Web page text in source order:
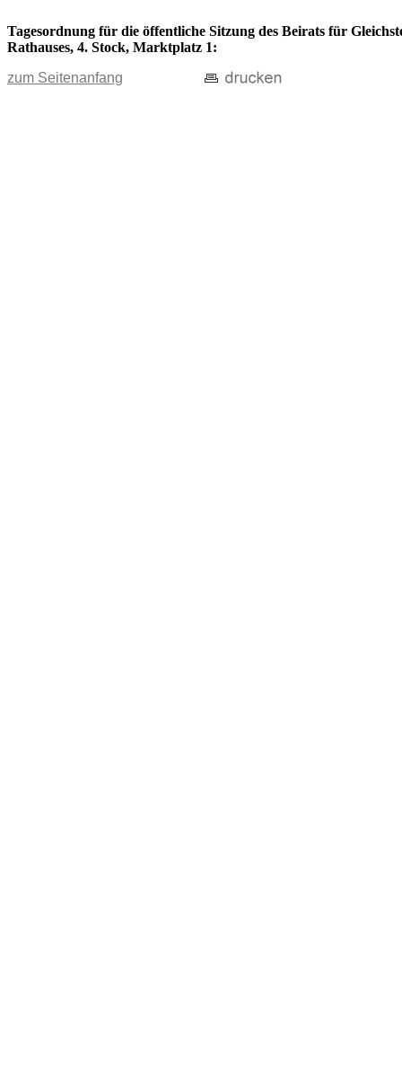
Tagesordnung für die öffentliche Sitzung des Beirats für
Rathauses, 4. Stock, Marktplatz 1:
zum Seitenanfang